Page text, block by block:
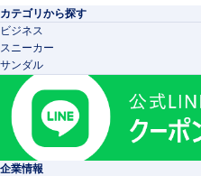
カテゴリから探す
ビジネス
スニーカー
サンダル
企業情報